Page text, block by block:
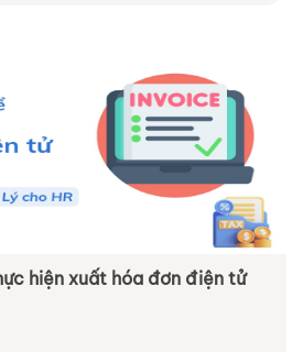
hiện xuất hóa đơn điện tử